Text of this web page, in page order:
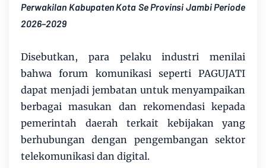
Perwakilan Kabupaten Kota Se Provinsi Jambi Periode
2026–2029
Disebutkan, para pelaku industri menilai
bahwa forum komunikasi seperti PAGUJATI
dapat menjadi jembatan untuk menyampaikan
berbagai masukan dan rekomendasi kepada
pemerintah daerah terkait kebijakan yang
berhubungan dengan pengembangan sektor
telekomunikasi dan digital.